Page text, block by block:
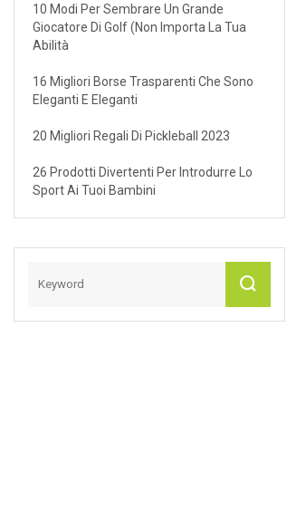
10 Modi Per Sembrare Un Grande
Giocatore Di Golf (non Importa La Tua
Abilità
16 Migliori Borse Trasparenti Che Sono
Eleganti E Eleganti
20 Migliori Regali Di Pickleball 2023
26 Prodotti Divertenti Per Introdurre Lo
Sport Ai Tuoi Bambini